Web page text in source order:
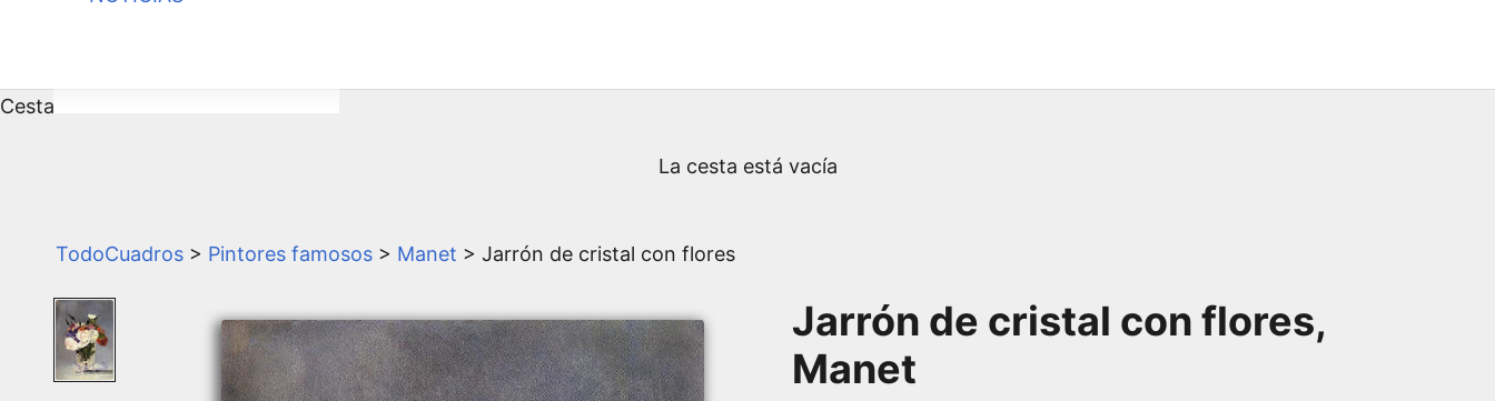
Cesta
La cesta está vacía
TodoCuadros > Pintores famosos > Manet > Jarrón de cristal con flores
Jarrón de cristal con flores,
Manet